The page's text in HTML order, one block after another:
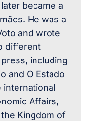
became a
He was a
and wrote
different
including
and O Estado
international
Affairs,
Kingdom of